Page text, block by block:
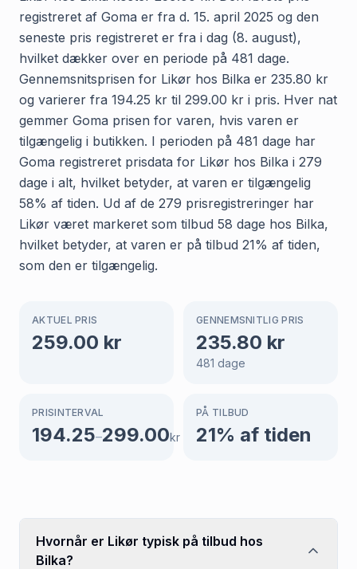
registreret af Goma er fra d. 15. april 2025 og den
seneste pris registreret er fra i dag (8. august),
hvilket dækker over en periode på 481 dage.
Gennemsnitsprisen for Likør hos Bilka er 235.80 kr
og varierer fra 194.25 kr til 299.00 kr i pris. Hver nat
gemmer Goma prisen for varen, hvis varen er
tilgængelig i butikken. I perioden på 481 dage har
Goma registreret prisdata for Likør hos Bilka i 279
dage i alt, hvilket betyder, at varen er tilgængelig
58% af tiden. Ud af de 279 prisregistreringer har
Likør været markeret som tilbud 58 dage hos Bilka,
hvilket betyder, at varen er på tilbud 21% af tiden,
som den er tilgængelig.
AKTUEL PRIS
259.00 kr
GENNEMSNITLIG PRIS
235.80 kr
481 dage
PRISINTERVAL
194.25–299.00kr
PÅ TILBUD
21% af tiden
Hvornår er Likør typisk på tilbud hos
Bilka?